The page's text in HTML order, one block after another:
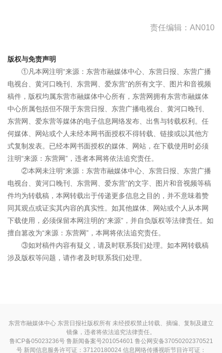
责任编辑：AN010
版权与免责声明
①凡本网注明“来源：东营市融媒体中心、东营日报、东营广播
电视台、黄河口晚刊、东营网、爱东营”的所有文字、图片和音视频
稿件，版权均属东营市融媒体中心所有，东营网拥有东营市融媒体
中心所属包括但不限于东营日报、东营广播电视台、黄河口晚刊、
东营网、爱东营等媒体的电子信息网络发布、出售与转载权利。任
何媒体、网站或个人未经本网书面授权不得转载、链接或以其他方
式复制发表。已经本网书面授权的媒体、网站，在下载使用时必须
注明“来源：东营网”，违者本网将依法追究责任。
②本网未注明“来源：东营市融媒体中心、东营日报、东营广播
电视台、黄河口晚刊、东营网、爱东营”的文字、图片和音视频等稿
件均为转载稿，本网转载出于传递更多信息之目的，并不意味着赞
同其观点或证实其内容的真实性。如其他媒体、网站或个人从本网
下载使用，必须保留本网注明的“来源”，并自负版权等法律责任。如
擅自篡改为“来源：东营网”，本网将依法追究责任。
③如对稿件内容有疑义，请及时联系我们处理。如本网转载稿
涉及版权等问题，请作者及时联系我们处理。
东营市融媒体中心 东营日报社版权所有 未经授权禁止转载、摘编、复制及建立
镜像，违者将依法追究法律责任。
鲁ICP备05023236号鲁新闻备案号201054601 鲁公网安备37050202370521
号 新闻信息服务许可证：37120180024信息网络传播视听节目许可证：